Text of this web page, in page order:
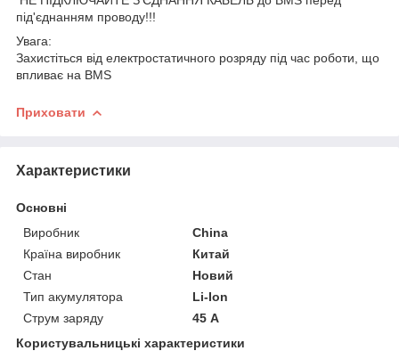
під'єднанням проводу!!!
Увага:
Захистіться від електростатичного розряду під час роботи, що
впливає на BMS
Приховати
Характеристики
Основні
Виробник
China
Країна виробник
Китай
Стан
Новий
Тип акумулятора
Li-Ion
Струм заряду
45 А
Користувальницькі характеристики